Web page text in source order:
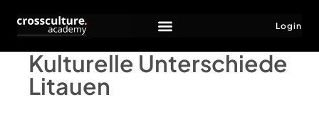
Login
Kulturelle Unterschiede
Litauen